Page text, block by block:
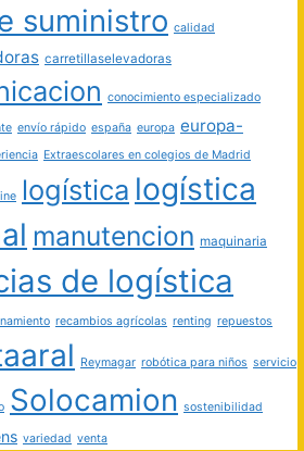
suministro calidad
carretillaselevadoras
conocimiento especializado
envío rápido españa europa europa-
Extraescolares en colegios de Madrid
logística logística
manutencion maquinaria
de logística
recambios agrícolas renting repuestos
Reymagar robótica para niños servicio
Solocamion sostenibilidad
variedad venta